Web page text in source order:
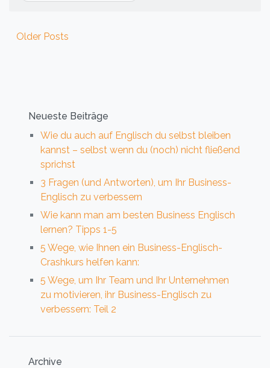
Beitragsnavigation
Older Posts
Neueste Beiträge
Wie du auch auf Englisch du selbst bleiben
kannst – selbst wenn du (noch) nicht fließend
sprichst
3 Fragen (und Antworten), um Ihr Business-
Englisch zu verbessern
Wie kann man am besten Business Englisch
lernen? Tipps 1-5
5 Wege, wie Ihnen ein Business-Englisch-
Crashkurs helfen kann:
5 Wege, um Ihr Team und Ihr Unternehmen
zu motivieren, ihr Business-Englisch zu
verbessern: Teil 2
Archive